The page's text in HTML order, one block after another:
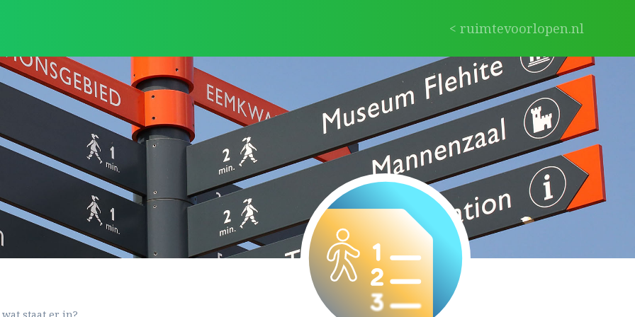
< ruimtevoorlopen.nl
staat er in?